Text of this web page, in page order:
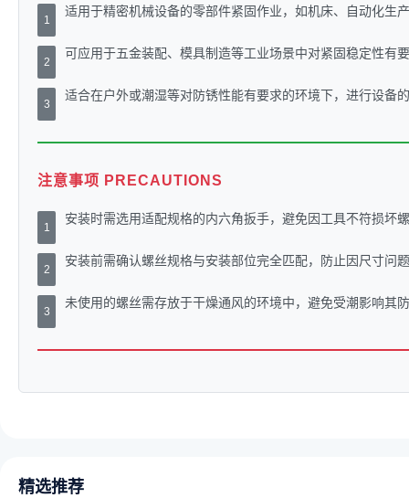
1
适用于精密机械设备的零部件紧固作业，如机床、自动化生
2
可应用于五金装配、模具制造等工业场景中对紧固稳定性有
3
适合在户外或潮湿等对防锈性能有要求的环境下，进行设备
注意事项 PRECAUTIONS
1
安装时需选用适配规格的内六角扳手，避免因工具不符损坏
2
安装前需确认螺丝规格与安装部位完全匹配，防止因尺寸问
3
未使用的螺丝需存放于干燥通风的环境中，避免受潮影响其
精选推荐